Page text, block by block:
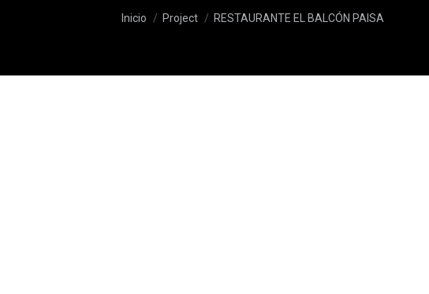
Estás aquí:
Inicio Project RESTAURANTE EL BALCÓN PAISA